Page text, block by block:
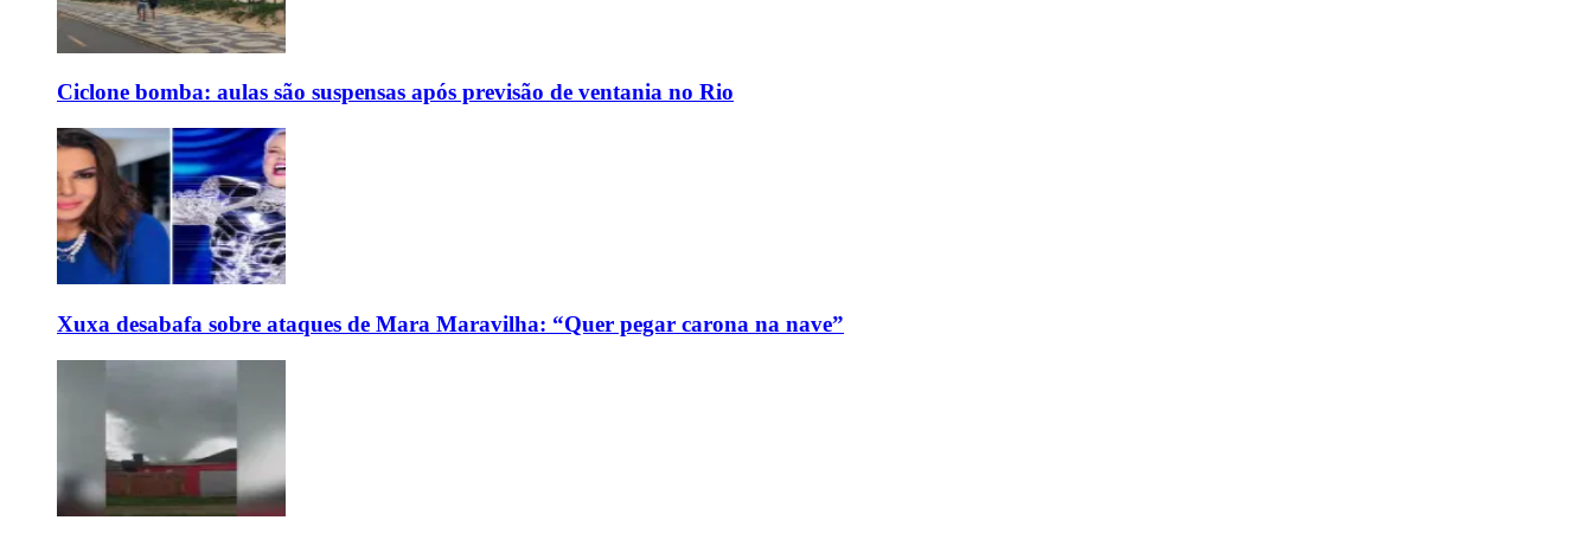
Ciclone bomba: aulas são suspensas após previsão de ventania no Rio
Xuxa desabafa sobre ataques de Mara Maravilha: “Quer pegar carona na nave”